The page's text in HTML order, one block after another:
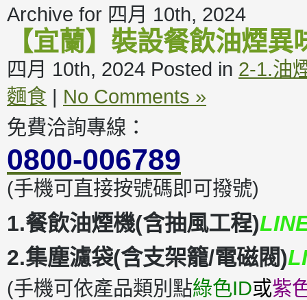
Archive for 四月 10th, 2024
【宜蘭】裝設餐飲油煙
四月 10th, 2024 Posted in 2-1.油
麵食 | No Comments »
免費洽詢專線：
0800-006789
(手機可直接按號碼即可撥號)
1.餐飲油煙機(含抽風工程)
2.集塵濾袋(含支架籠/電磁閥)
(手機可依產品類別點綠色ID或紫